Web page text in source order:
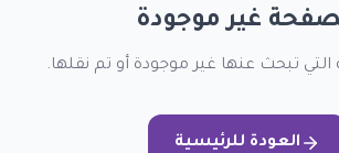
غير موجودة
تبحث عنها غير موجودة أو تم نقلها.
العودة للرئيسية